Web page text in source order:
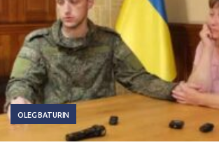
OLEG BATURIN